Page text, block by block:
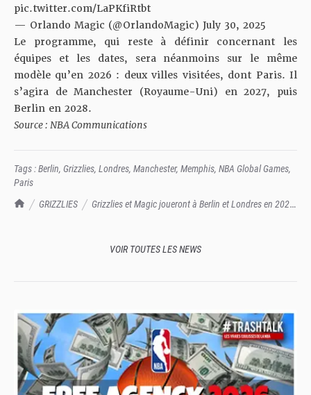
TrashTalk Actu NBA
GRIZZLIES
Grizzlies et Magic joueront à Berlin et Londres en 2026,
pic.twitter.com/LaPKfiRtbt
— Orlando Magic (@OrlandoMagic) July 30, 2025
Le programme, qui reste à définir concernant les
équipes et les dates, sera néanmoins sur le même
modèle qu’en 2026 : deux villes visitées, dont Paris. Il
s’agira de Manchester (Royaume-Uni) en 2027, puis
Berlin en 2028.
Source : NBA Communications
Tags :Berlin, Grizzlies, Londres, Manchester, Memphis, NBA Global Games,
Paris
VOIR TOUTES LES NEWS